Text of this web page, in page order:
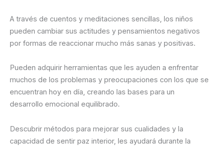
A través de cuentos y meditaciones sencillas, los niños
pueden cambiar sus actitudes y pensamientos negativos
por formas de reaccionar mucho más sanas y positivas.
Pueden adquirir herramientas que les ayuden a enfrentar
muchos de los problemas y preocupaciones con los que se
encuentran hoy en día, creando las bases para un
desarrollo emocional equilibrado.
Descubrir métodos para mejorar sus cualidades y la
capacidad de sentir paz interior, les ayudará durante la